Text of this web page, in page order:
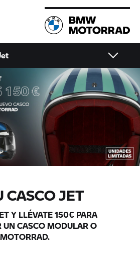
CASCO JET
Y LLÉVATE 150€ PARA
CASCO MODULAR O